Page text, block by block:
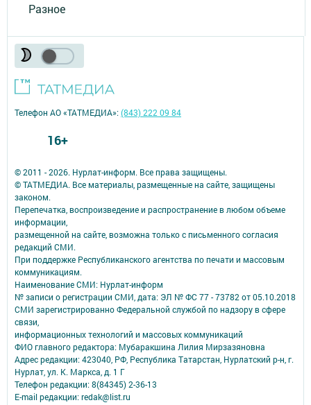
Разное
© 2011 - 2026. Нурлат-⁠информ. Все права защищены.
© ТАТМЕДИА. Все материалы, размещенные на сайте, защищены
законом.
Перепечатка, воспроизведение и распространение в любом объеме
информации,
размещенной на сайте, возможна только с письменного согласия
редакций СМИ.
При поддержке Республиканского агентства по печати и массовым
коммуникациям.
Наименование СМИ: Нурлат-⁠информ
№ записи о регистрации СМИ, дата: ЭЛ № ФС 77 -⁠ 73782 от 05.10.2018
СМИ зарегистрированно Федеральной службой по надзору в сфере
связи,
информационных технологий и массовых коммуникаций
ФИО главного редактора: Мубаракшина Лилия Мирзазяновна
Адрес редакции: 423040, РФ, Республика Татарстан, Нурлатский р-н, г.
Нурлат, ул. К. Маркса, д. 1 Г
Телефон редакции: 8(84345) 2-36-13
E-mail редакции: redak@list.ru
Телефон АО «ТАТМЕДИА»:(843) 222 09 84
16+